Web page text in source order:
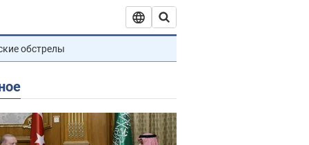
обстрелы